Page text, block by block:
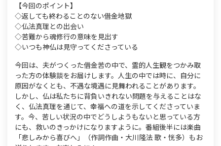
【今回のポイント】
◇返しても終わることのない借金地獄
◇仏法真理との出会い
◇苦難から魂修行の意味を見出す
◇いつも神仏は見守ってくださっている
今回は、夫がつくった借金苦の中で、霊的人生観をつかみ取
った方の体験談をお届けします。人生の中では時に、自分に
原因がなくとも、不遇な境遇に見舞われることがあります。
しかし、仏は私たちに背負いきれない問題を与えることはな
く、仏法真理を通じて、幸福への道を示してくださっていま
す。今、苦しい状況の中でどうしようもないと思っている方
にも、救いのきっかけになりますように。番組後半には楽曲
「悲しみから喜びへ」（作詞作曲・大川隆法 歌・恍多）もお